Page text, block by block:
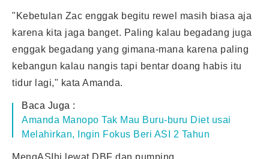
"Kebetulan Zac enggak begitu rewel masih biasa aja
karena kita jaga banget. Paling kalau begadang juga
enggak begadang yang gimana-mana karena paling
kebangun kalau nangis tapi bentar doang habis itu
tidur lagi," kata Amanda.
Baca Juga :
Amanda Manopo Tak Mau Buru-buru Diet usai
Melahirkan, Ingin Fokus Beri ASI 2 Tahun
MengASIhi lewat DBF dan pumping